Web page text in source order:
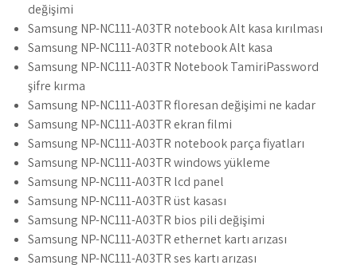
değişimi
Samsung NP-NC111-A03TR notebook Alt kasa kırılması
Samsung NP-NC111-A03TR notebook Alt kasa
Samsung NP-NC111-A03TR Notebook TamiriPassword
şifre kırma
Samsung NP-NC111-A03TR floresan değişimi ne kadar
Samsung NP-NC111-A03TR ekran filmi
Samsung NP-NC111-A03TR notebook parça fiyatları
Samsung NP-NC111-A03TR windows yükleme
Samsung NP-NC111-A03TR lcd panel
Samsung NP-NC111-A03TR üst kasası
Samsung NP-NC111-A03TR bios pili değişimi
Samsung NP-NC111-A03TR ethernet kartı arızası
Samsung NP-NC111-A03TR ses kartı arızası